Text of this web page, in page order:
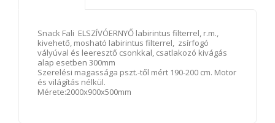
Snack Fali ELSZÍVÓERNYŐ labirintus filterrel, r.m.,
kivehető, mosható labirintus filterrel, zsírfogó
vályúval és leeresztő csonkkal, csatlakozó kivágás
alap esetben 300mm
Szerelési magassága pszt.-től mért 190-200 cm. Motor
és világítás nélkül.
Mérete:2000x900x500mm